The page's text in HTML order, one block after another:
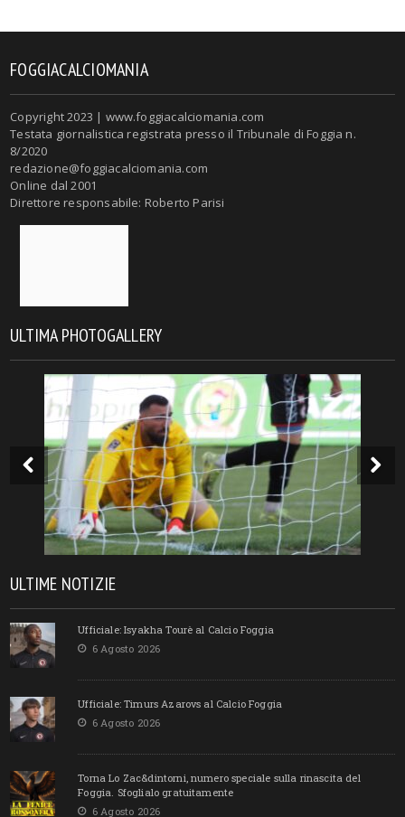
FOGGIACALCIOMANIA
Copyright 2023 | www.foggiacalciomania.com
Testata giornalistica registrata presso il Tribunale di Foggia n.
8/2020
redazione@foggiacalciomania.com
Online dal 2001
Direttore responsabile: Roberto Parisi
ULTIMA PHOTOGALLERY
ULTIME NOTIZIE
Ufficiale: Isyakha Tourè al Calcio Foggia
6 Agosto 2026
Ufficiale: Timurs Azarovs al Calcio Foggia
6 Agosto 2026
Torna Lo Zac&dintorni, numero speciale sulla rinascita del
Foggia. Sfoglialo gratuitamente
6 Agosto 2026